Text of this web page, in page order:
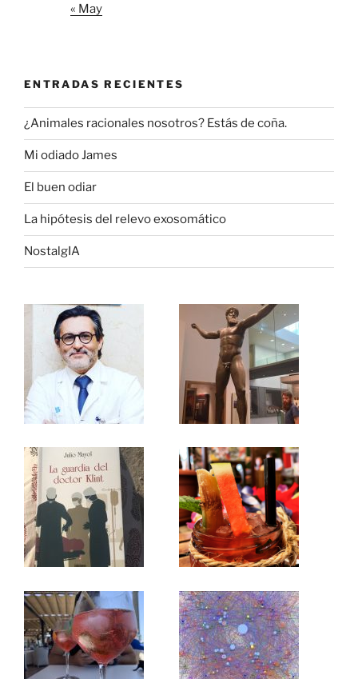
« May
ENTRADAS RECIENTES
¿Animales racionales nosotros? Estás de coña.
Mi odiado James
El buen odiar
La hipótesis del relevo exosomático
NostalgIA